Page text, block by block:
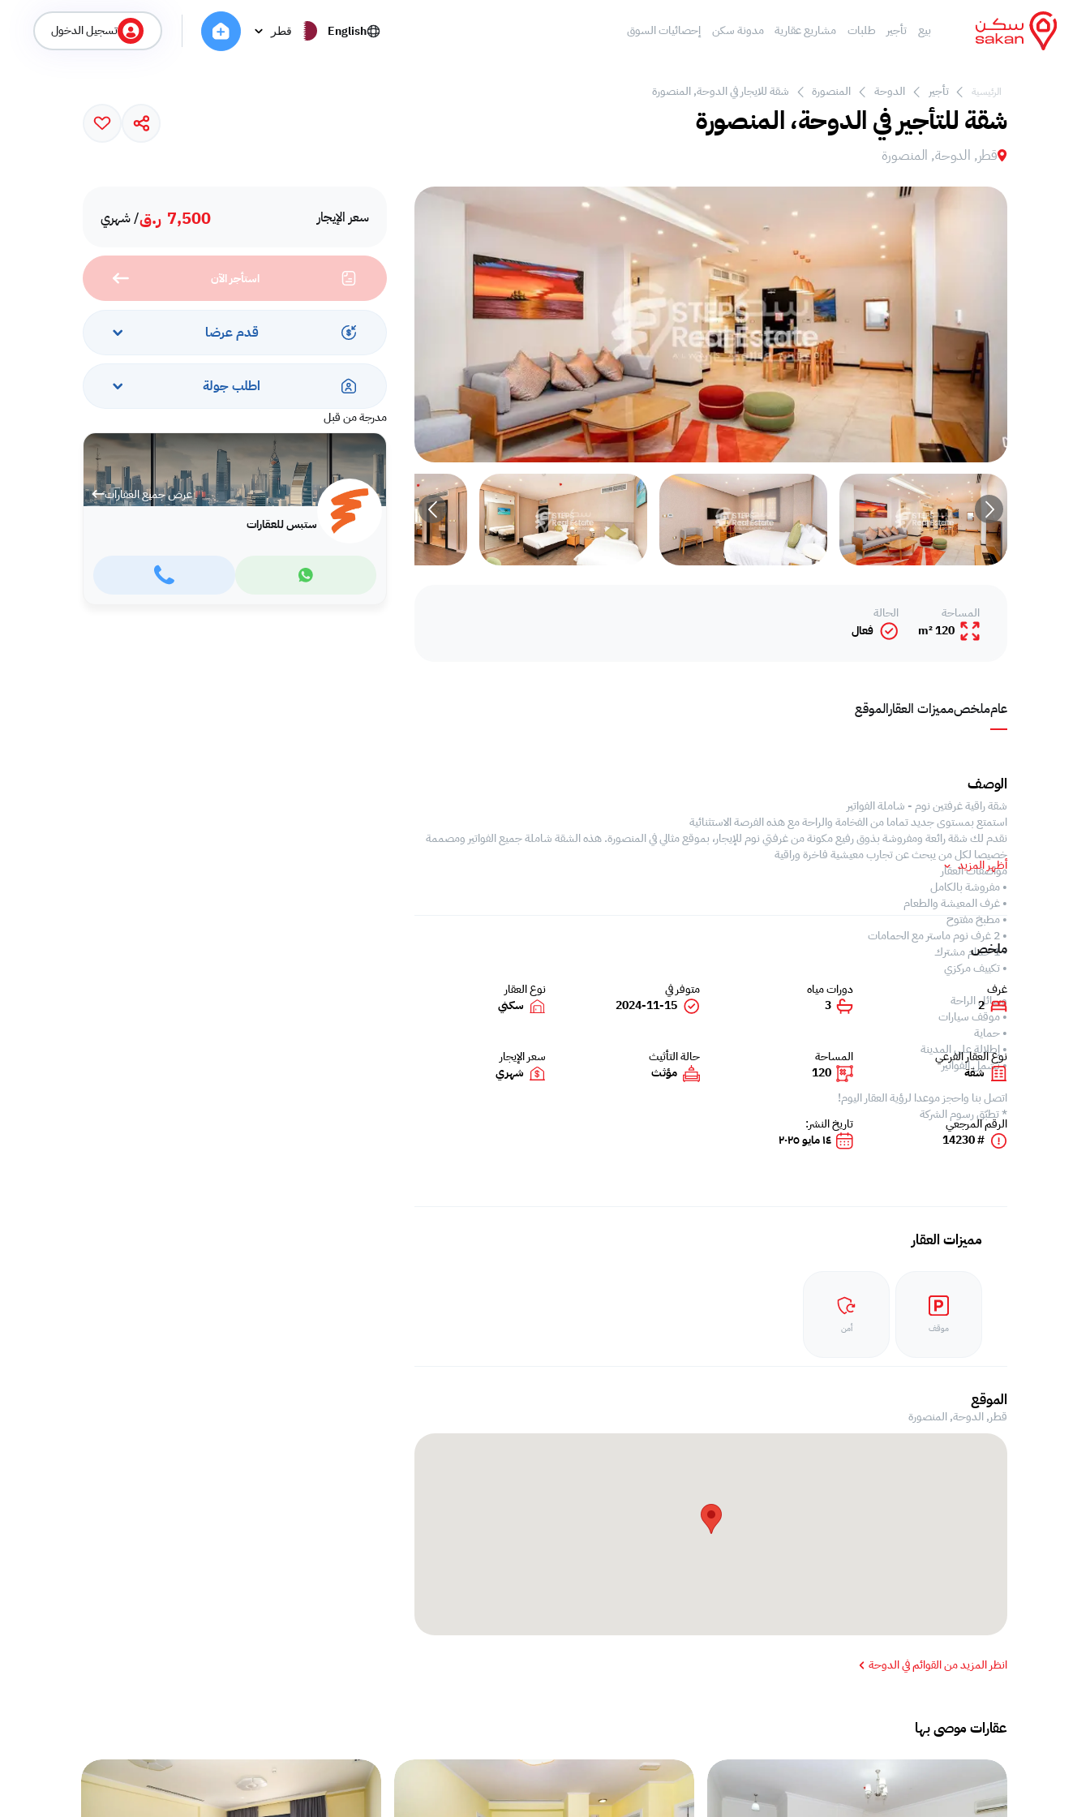
بيع تأجير طلبات مشاريع عقارية مدونة سكن إحصائيات السوق English قطر تسجيل الدخول
الرئيسية تأجير الدوحة المنصورة شقة للايجار في الدوحة, المنصورة
شقة للتأجير في الدوحة، المنصورة
قطر, الدوحة, المنصورة
سعر الإيجار 7,500 ر.ق/ شهري
استأجر الآن
قدم عرضا
اطلب جولة
مدرجة من قبل
عرض جميع العقارات
ستبس للعقارات
عامملخصمميزات العقارالموقع
المساحة
120 m²
الحالة
فعال
الوصف
شقة راقية غرفتين نوم - شاملة الفواتير
استمتع بمستوى جديد تماما من الفخامة والراحة مع هذه الفرصة الاستثنائية
نقدم لك شقة رائعة ومفروشة بذوق رفيع مكونة من غرفتي نوم للإيجار، بموقع مثالي في المنصورة. هذه الشقة شاملة جميع الفواتير ومصممة
خصيصا لكل من يبحث عن تجارب معيشية فاخرة وراقية
مواصفات العقار
• مفروشة بالكامل
• غرف المعيشة والطعام
• مطبخ مفتوح
• 2 غرف نوم ماستر مع الحمامات
• 1 حمام مشترك
• تكييف مركزي
وسائل الراحة
• موقف سيارات
• حماية
• إطلالة على المدينة
• تشمل الفواتير
اتصل بنا واحجز موعدا لرؤية العقار اليوم!
* تطبّق رسوم الشركة
أظهر المزيد
ملخص
غرف
2
دورات مياه
3
متوفر في
2024-11-15
نوع العقار
سكني
نوع العقار الفرعي
شقة
المساحة
120
حالة التأثيث
مؤثث
سعر الإيجار
شهري
الرقم المرجعي
# 14230
تاريخ النشر:
١٤ مايو ٢٠٢٥
مميزات العقار
موقف أمن
الموقع
قطر, الدوحة,المنصورة
انظر المزيد من القوائم في الدوحة
عقارات موصى بها